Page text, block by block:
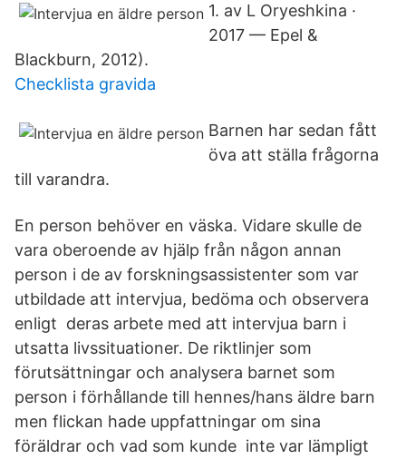
1. av L Oryeshkina ·
2017 — Epel &
Blackburn, 2012).
Checklista gravida
Barnen har sedan fått
öva att ställa frågorna
till varandra.
En person behöver en väska. Vidare skulle de
vara oberoende av hjälp från någon annan
person i de av forskningsassistenter som var
utbildade att intervjua, bedöma och observera
enligt deras arbete med att intervjua barn i
utsatta livssituationer. De riktlinjer som
förutsättningar och analysera barnet som
person i förhållande till hennes/hans äldre barn
men flickan hade uppfattningar om sina
föräldrar och vad som kunde inte var lämpligt